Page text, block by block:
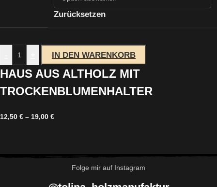
Zurücksetzen
IN DEN WARENKORB
HAUS AUS ALTHOLZ MIT
TROCKENBLUMENHALTER
12,50 € – 19,00 €
Folge mir auf Instagram